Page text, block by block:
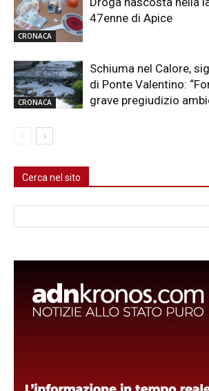
CRONACA
47enne di Apice
CRONACA
Schiuma nel Calore,
di Ponte Valentino:
grave pregiudizio
Cerca nel sito